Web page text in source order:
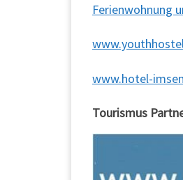
Ferienwohnung
www.hotel-
Tourismus